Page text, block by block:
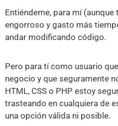
Entiéndeme, para mí
engorroso y gasto más
andar modificando código.
Pero para tí como usuario
negocio y que seguramente
HTML, CSS o PHP estoy
trasteando en cualquiera de
una opción válida ni posible.